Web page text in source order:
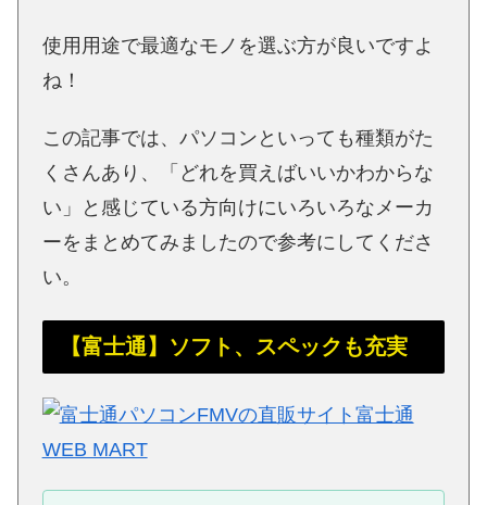
使用用途で最適なモノを選ぶ方が良いですよ
ね！
この記事では、パソコンといっても種類がた
くさんあり、「どれを買えばいいかわからな
い」と感じている方向けにいろいろなメーカ
ーをまとめてみましたので参考にしてくださ
い。
【富士通】ソフト、スペックも充実